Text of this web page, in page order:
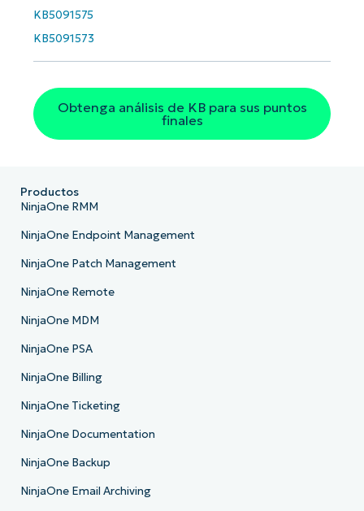
KB5091575
KB5091573
Obtenga análisis de KB para sus puntos
finales
Productos
NinjaOne RMM
NinjaOne Endpoint Management
NinjaOne Patch Management
NinjaOne Remote
NinjaOne MDM
NinjaOne PSA
NinjaOne Billing
NinjaOne Ticketing
NinjaOne Documentation
NinjaOne Backup
NinjaOne Email Archiving